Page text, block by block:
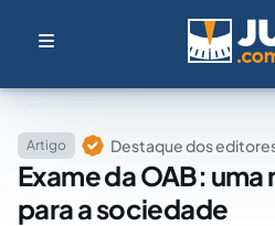
Artigo Destaque dos
Exame da OAB:
para a sociedade